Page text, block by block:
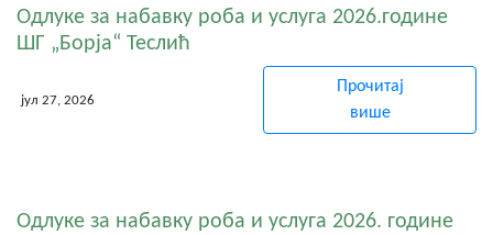
Одлуке за набавку роба и услуга 2026.године
ШГ „Борја“ Теслић
јул 27, 2026
Прочитај
више
Одлуке за набавку роба и услуга 2026. године